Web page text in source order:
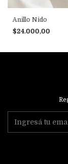
Anillo Nido
$24.000,00